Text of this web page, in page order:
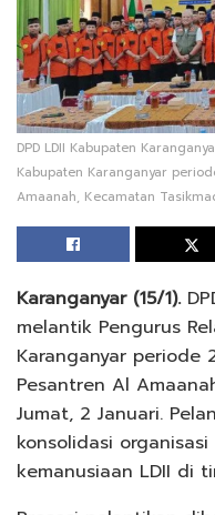
DPD LDII Kabupaten
Kabupaten Karanganyar
Amaanah, Kecamatan
Karanganyar (15/1).
melantik Pengurus
Karanganyar periode
Pesantren Al
Jumat, 2 Januari.
konsolidasi
kemanusiaan LDII di